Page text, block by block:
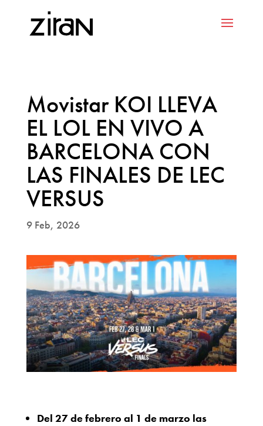
Movistar KOI LLEVA
EL LOL EN VIVO A
BARCELONA CON
LAS FINALES DE LEC
VERSUS
9 Feb, 2026
Del 27 de febrero al 1 de marzo las